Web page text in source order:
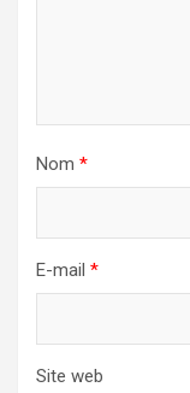
Nom *
E-mail *
Site web